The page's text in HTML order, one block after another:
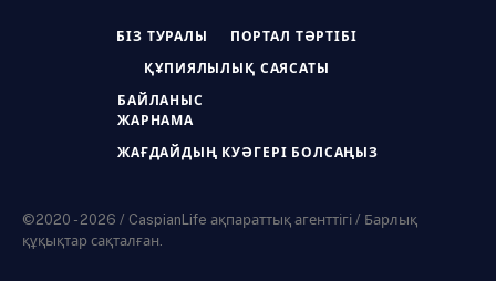
БІЗ ТУРАЛЫ ПОРТАЛ ТӘРТІБІ
ҚҰПИЯЛЫЛЫҚ САЯСАТЫ
БАЙЛАНЫС
ЖАРНАМА
ЖАҒДАЙДЫҢ КУӘГЕРІ БОЛСАҢЫЗ
©2020 - 2026 / CaspianLife ақпараттық агенттігі / Барлық
құқықтар сақталған.